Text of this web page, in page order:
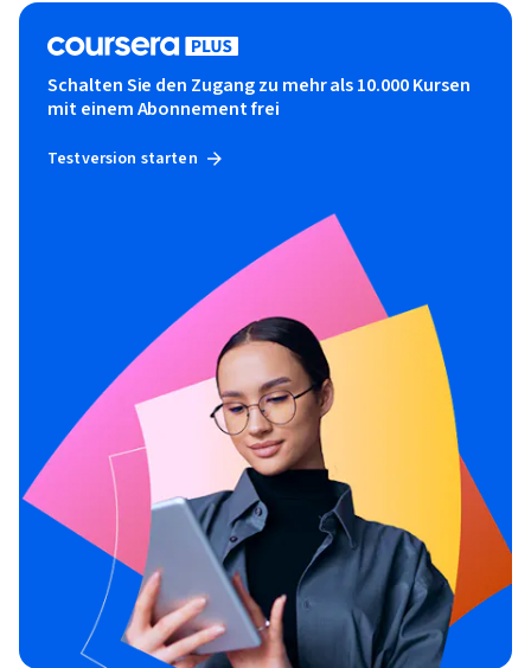
Schalten Sie den Zugang zu mehr als 10.000 Kursen
mit einem Abonnement frei
Testversion starten